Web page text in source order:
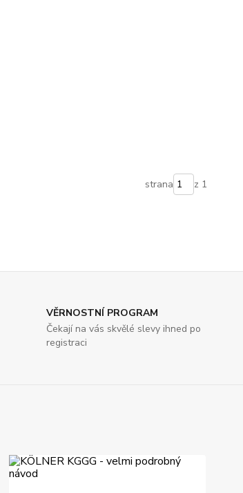
strana z 1
VĚRNOSTNÍ PROGRAM
Čekají na vás skvělé slevy ihned po
registraci